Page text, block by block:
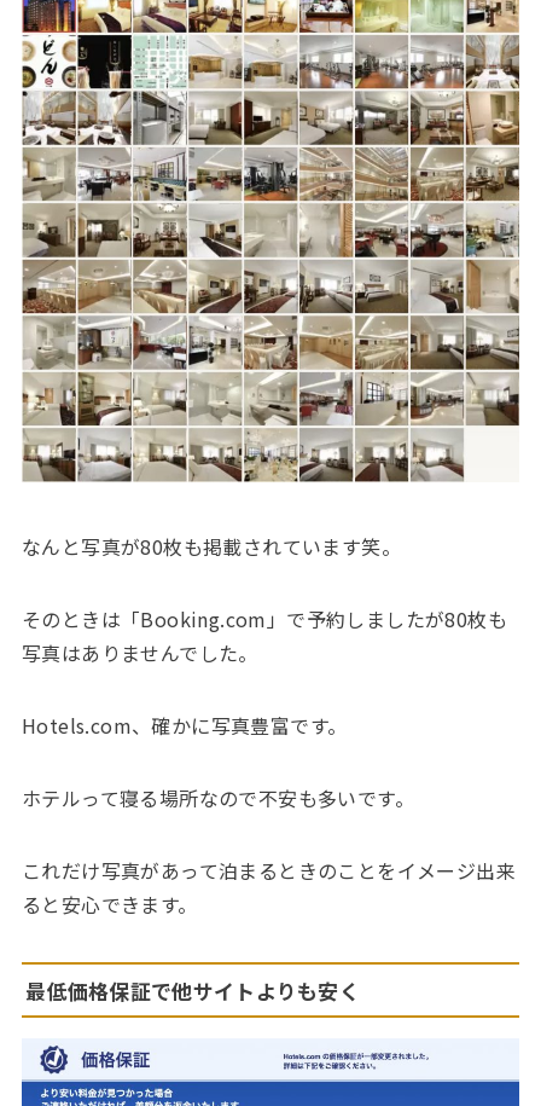
なんと写真が80枚も掲載されています笑。
そのときは「Booking.com」で予約しましたが80枚も
写真はありませんでした。
Hotels.com、確かに写真豊富です。
ホテルって寝る場所なので不安も多いです。
これだけ写真があって泊まるときのことをイメージ出来
ると安心できます。
最低価格保証で他サイトよりも安く